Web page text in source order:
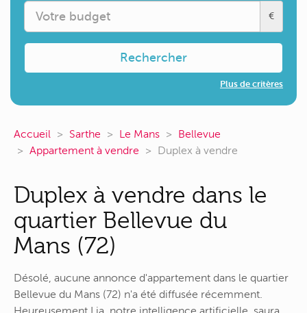
€
Rechercher
Plus de critères
Accueil Sarthe Le Mans
Bellevue
Appartement à vendre
Duplex à vendre
Duplex à vendre dans le
quartier Bellevue du
Mans (72)
Désolé, aucune annonce d'appartement dans le quartier
Bellevue du Mans (72) n'a été diffusée récemment.